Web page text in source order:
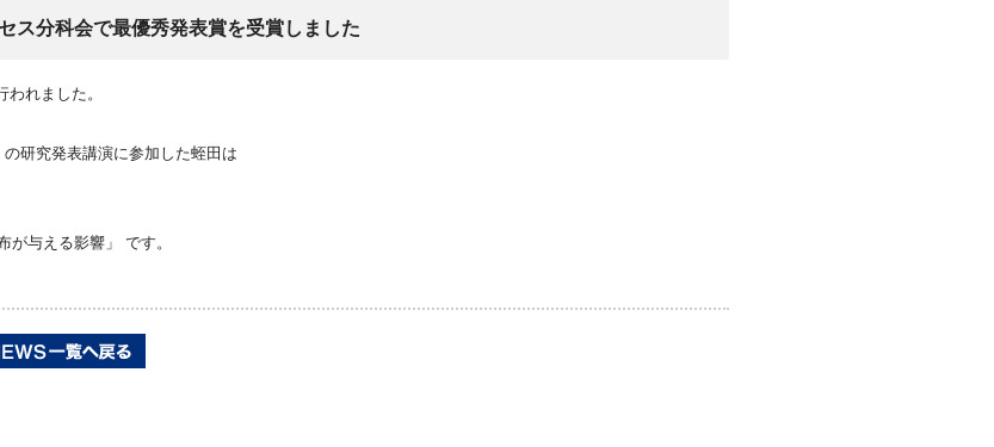
ス分科会で最優秀発表賞を受賞しました
れました。
研究発表講演に参加した蛭田は
が与える影響」 です。